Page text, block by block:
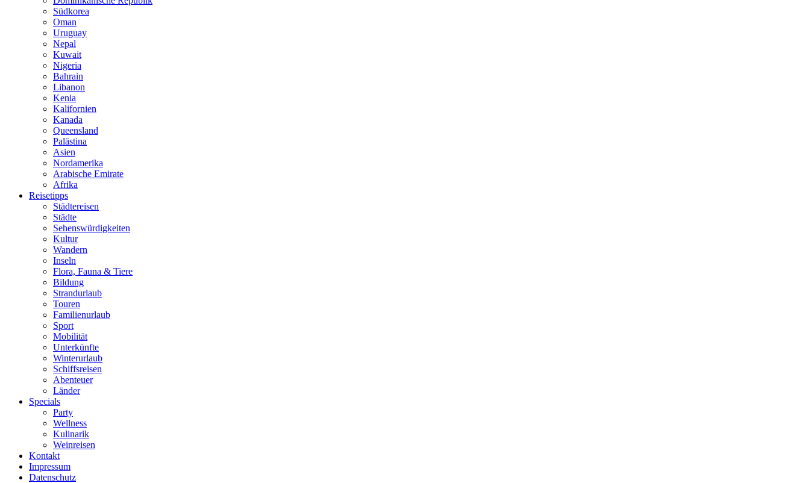
Südkorea
Oman
Uruguay
Nepal
Kuwait
Nigeria
Bahrain
Libanon
Kenia
Kalifornien
Kanada
Queensland
Palästina
Asien
Nordamerika
Arabische Emirate
Afrika
Reisetipps
Städtereisen
Städte
Sehenswürdigkeiten
Kultur
Wandern
Inseln
Flora, Fauna & Tiere
Bildung
Strandurlaub
Touren
Familienurlaub
Sport
Mobilität
Unterkünfte
Winterurlaub
Schiffsreisen
Abenteuer
Länder
Specials
Party
Wellness
Kulinarik
Weinreisen
Kontakt
Impressum
Datenschutz